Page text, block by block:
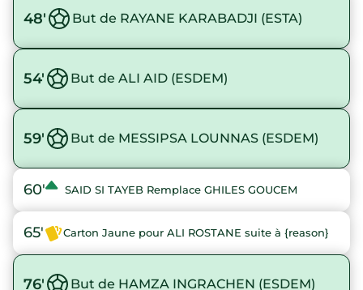
48' But de RAYANE KARABADJI (ESTA)
54' But de ALI AID (ESDEM)
59' But de MESSIPSA LOUNNAS (ESDEM)
60' SAID SI TAYEB Remplace GHILES GOUCEM
65' Carton Jaune pour ALI ROSTANE suite à {reason}
76' But de HAMZA INGRACHEN (ESDEM)